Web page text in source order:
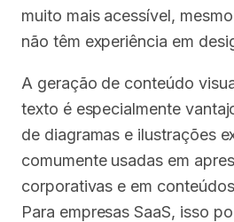
muito mais acessível,
não têm experiência em
A geração de conteúdo
texto é especialmente
de diagramas e ilustrações
comumente usadas em
corporativas e em
Para empresas SaaS, isso